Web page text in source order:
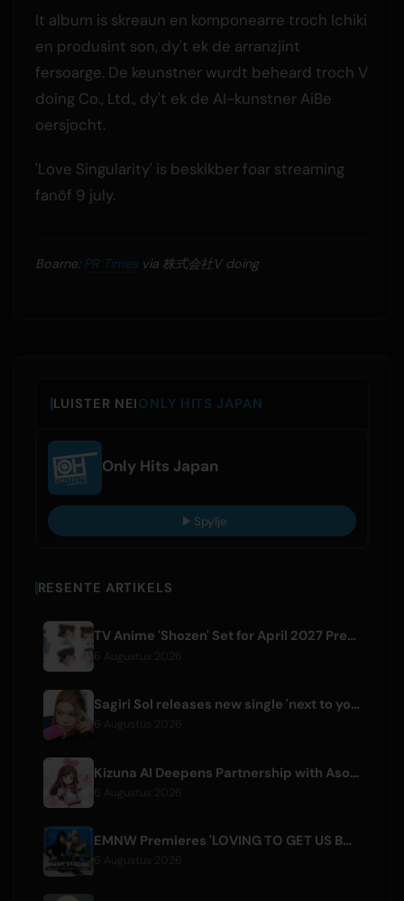
It album is skreaun en komponearre troch Ichiki
en produsint son, dy't ek de arranzjint
fersoarge. De keunstner wurdt beheard troch V
doing Co., Ltd., dy't ek de AI-kunstner AiBe
oersjocht.
'Love Singularity' is beskikber foar streaming
fanôf 9 july.
Boarne: PR Timesvia 株式会社V doing
LUISTER NEIONLY HITS JAPAN
Only Hits Japan
Spylje
RESENTE ARTIKELS
TV Anime 'Shozen' Set for April 2027 Premiere on Fuji TV
Sagiri Sol releases new single 'next to your love' after hiatus
Kizuna AI Deepens Partnership with Asobisystem Ahead of 10th Anniversary World Tour
EMNW Premieres 'LOVING TO GET US BY' Music Video on August 7